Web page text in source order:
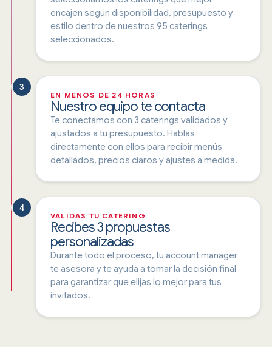
encajen según disponibilidad, presupuesto y
estilo dentro de nuestros 95 caterings
seleccionados.
3
EN MENOS DE 24 HORAS
Nuestro equipo te contacta
Te conectamos con 3 caterings validados y
ajustados a tu presupuesto. Hablas
directamente con ellos para recibir menús
detallados, precios claros y ajustes a medida.
4
VALIDAS TU CATERING
Recibes 3 propuestas
personalizadas
Durante todo el proceso, tu account manager
te asesora y te ayuda a tomar la decisión final
para garantizar que elijas lo mejor para tus
invitados.